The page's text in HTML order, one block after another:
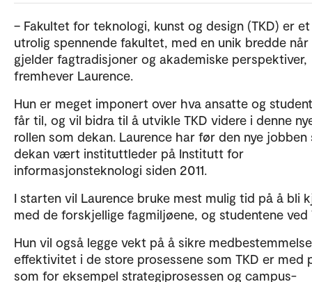
– Fakultet for teknologi, kunst og design (TKD) er et
utrolig spennende fakultet, med en unik bredde
gjelder fagtradisjoner og akademiske perspektiver,
fremhever Laurence.
Hun er meget imponert over hva ansatte og
får til, og vil bidra til å utvikle TKD videre i denne
rollen som dekan. Laurence har før den nye jobben
dekan vært instituttleder på Institutt for
informasjonsteknologi siden 2011.
I starten vil Laurence bruke mest mulig tid på å bli
med de forskjellige fagmiljøene, og studentene ved
Hun vil også legge vekt på å sikre
effektivitet i de store prosessene som TKD er med
som for eksempel strategiprosessen og campus-